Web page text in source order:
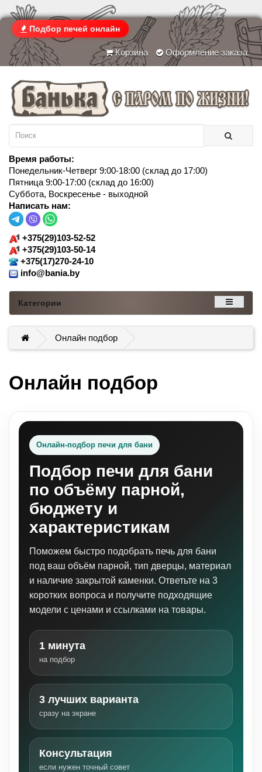
Подбор печей онлайн
Корзина Оформление заказа
Время работы:
Понедельник-Четверг 9:00-18:00 (склад до 17:00)
Пятница 9:00-17:00 (склад до 16:00)
Суббота, Воскресенье - выходной
Написать нам:
+375(29)103-52-52
+375(29)103-50-14
+375(17)270-24-10
info@bania.by
Категории
Онлайн подбор
Онлайн подбор
Онлайн-подбор печи для бани
Подбор печи для бани
по объёму парной,
бюджету и
характеристикам
Поможем быстро подобрать печь для бани
под ваш объём парной, тип дверцы, материал
и наличие закрытой каменки. Ответьте на 3
коротких вопроса и получите подходящие
модели с ценами и ссылками на товары.
1 минута
на подбор
3 лучших варианта
сразу на экране
Консультация
если нужен точный совет